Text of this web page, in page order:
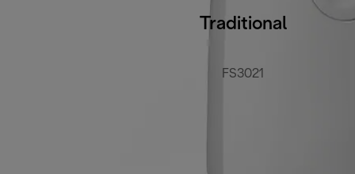
Traditional
FS3021